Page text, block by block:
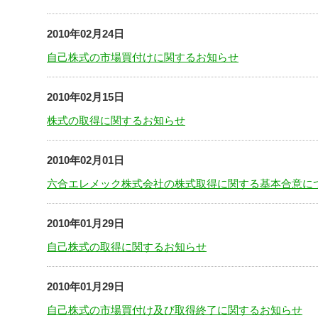
2010年02月24日
自己株式の市場買付けに関するお知らせ
2010年02月15日
株式の取得に関するお知らせ
2010年02月01日
六合エレメック株式会社の株式取得に関する基本合意に
2010年01月29日
自己株式の取得に関するお知らせ
2010年01月29日
自己株式の市場買付け及び取得終了に関するお知らせ